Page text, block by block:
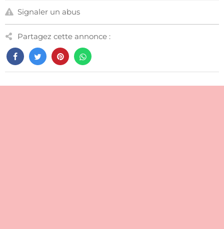
Signaler un abus
Partagez cette annonce :